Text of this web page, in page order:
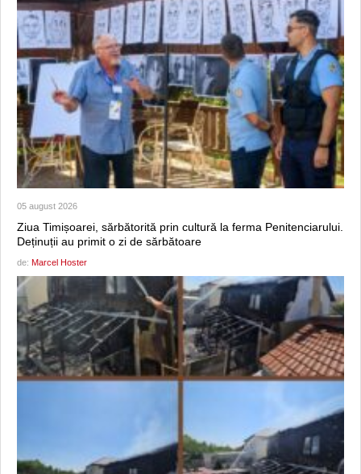
05 august 2026
Ziua Timișoarei, sărbătorită prin cultură la ferma Penitenciarului.
Deținuții au primit o zi de sărbătoare
de: Marcel Hoster